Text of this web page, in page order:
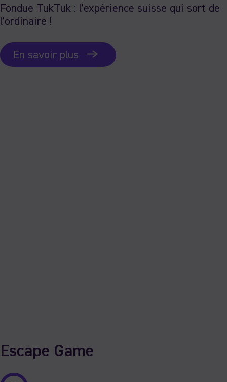
Fondue TukTuk : l’expérience suisse qui sort de
l’ordinaire !
En savoir plus
Escape Game